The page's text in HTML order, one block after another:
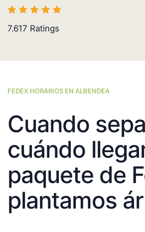
7.617 Ratings
FEDEX HORARIOS EN ALBENDEA
Cuando
cuándo
paquete de
plantamos